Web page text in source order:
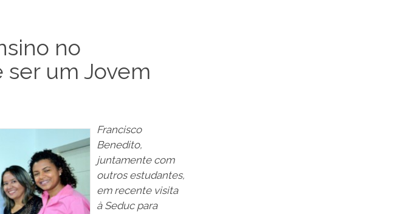
no
ser um Jovem
Francisco
Benedito,
juntamente com
outros estudantes,
em recente visita
à Seduc para